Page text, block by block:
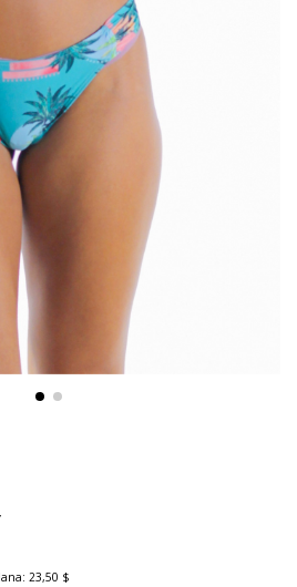
23,50 $